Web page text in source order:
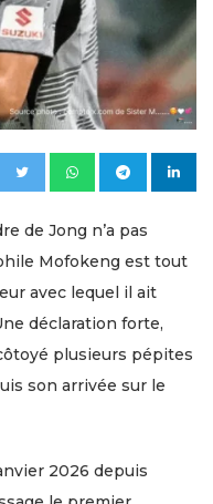
de Jong n’a pas
Mofokeng est tout
avec lequel il ait
déclaration forte,
plusieurs pépites
son arrivée sur le
2026 depuis